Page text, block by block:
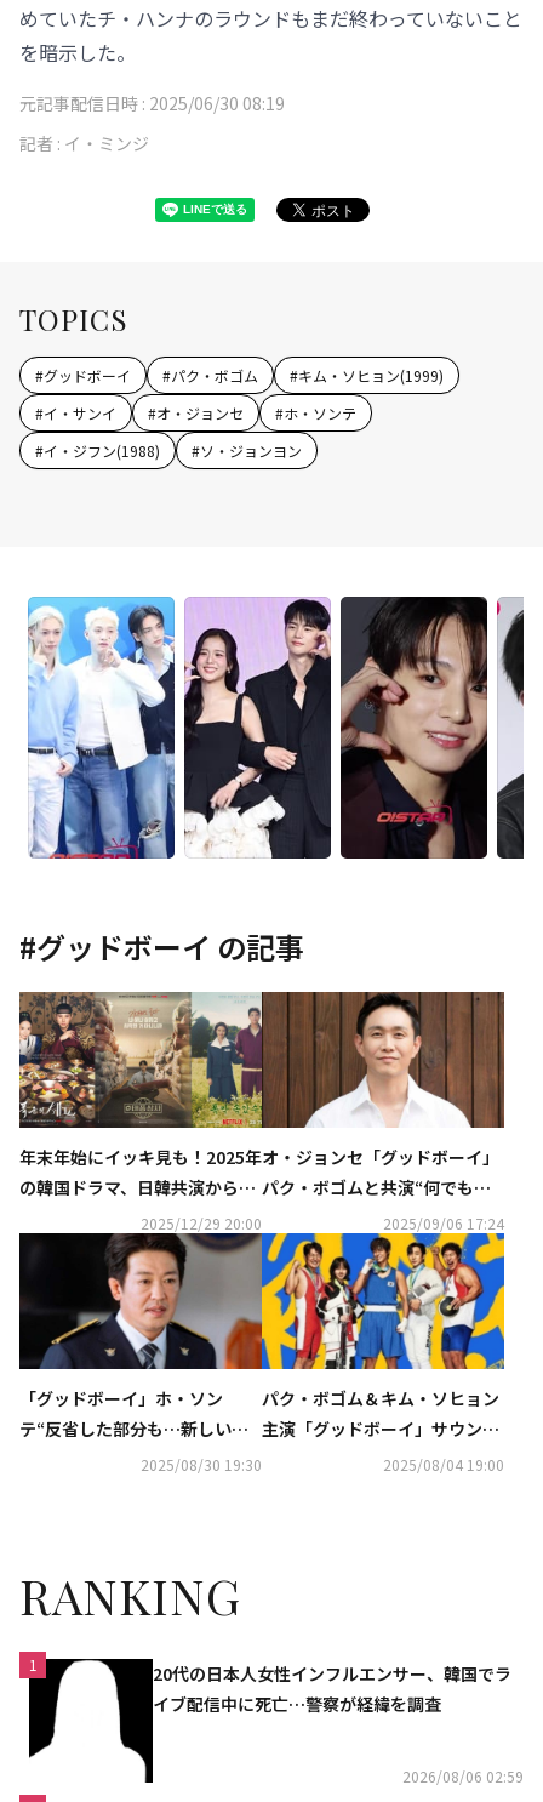
めていたチ・ハンナのラウンドもまだ終わっていないこと
を暗示した。
元記事配信日時 : 2025/06/30 08:19
記者 : イ・ミンジ
TOPICS
#グッドボーイ #パク・ボゴム #キム・ソヒョン(1999)
#イ・サンイ #オ・ジョンセ #ホ・ソンテ
#イ・ジフン(1988) #ソ・ジョンヨン
#グッドボーイ の記事
年末年始にイッキ見も！2025年
の韓国ドラマ、日韓共演からリ
メイクまで…話題作を総まとめ
2025/12/29 20:00
オ・ジョンセ「グッドボーイ」
パク・ボゴムと共演“何でも楽
しむ姿を見て刺激を受けた”
2025/09/06 17:24
「グッドボーイ」ホ・ソン
テ“反省した部分も…新しい経
験と挑戦で成長できた”2025/08/30 19:30
パク・ボゴム＆キム・ソヒョン
主演「グッドボーイ」サウンド
トラック日本盤CDが10月1日に
2025/08/04 19:00
RANKING
1
20代の日本人女性インフルエンサー、韓国でラ
イブ配信中に死亡…警察が経緯を調査
2026/08/06 02:59